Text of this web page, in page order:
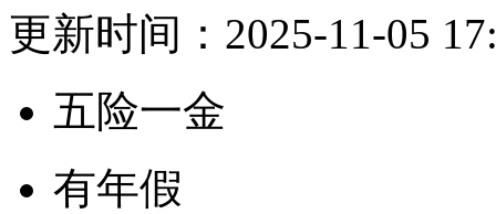
更新时间：2025-11-05
五险一金
有年假